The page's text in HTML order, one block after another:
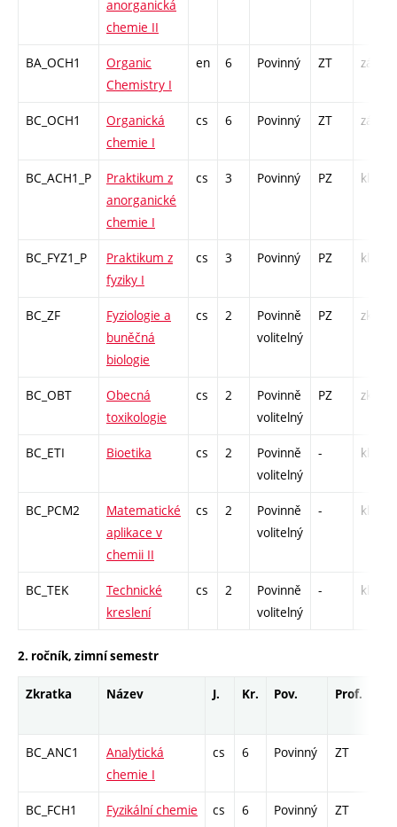
anorganická
chemie II
BA_OCH1
Organic
Chemistry I
en 6 Povinný ZT zá,zk
BC_OCH1
Organická
chemie I
cs 6 Povinný ZT zá,zk
BC_ACH1_P
Praktikum z
anorganické
chemie I
cs 3 Povinný PZ kl
BC_FYZ1_P
Praktikum z
fyziky I
cs 3 Povinný PZ kl
BC_ZF
Fyziologie a
buněčná
biologie
cs 2
Povinně
volitelný
PZ zk
BC_OBT
Obecná
toxikologie
cs 2
Povinně
volitelný
PZ zk
BC_ETI Bioetika cs 2
Povinně
volitelný
- kl
BC_PCM2
Matematické
aplikace v
chemii II
cs 2
Povinně
volitelný
- kl
BC_TEK
Technické
kreslení
cs 2
Povinně
volitelný
- kl
2. ročník, zimní semestr
Zkratka Název J. Kr. Pov. Prof.
BC_ANC1
Analytická
chemie I
cs 6 Povinný ZT
BC_FCH1
Fyzikální chemie
cs 6 Povinný ZT